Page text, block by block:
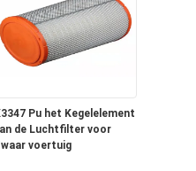
Pu het Kegelelement
de Luchtfilter voor
voertuig